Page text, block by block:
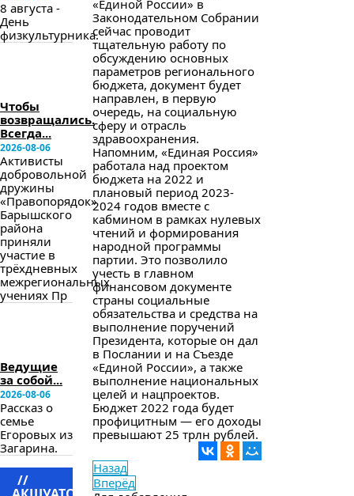
8 августа -
День
физкультурника.
Чтобы
возвращались.
Всегда...
2026-08-06
Активисты
добровольной
дружины
«Правопорядок»
Барышского
района
приняли
участие в
трёхдневных
межрегиональных
учениях Пр
Ведущие
за собой...
2026-08-06
Рассказ о
семье
Егоровых из
Загарина.
//
«Единой России» в
Законодательном Собрании
сейчас проводит
тщательную работу по
обсуждению основных
параметров регионального
бюджета, документ будет
направлен, в первую
очередь, на социальную
сферу и отрасль
здравоохранения.
Напомним, «Единая Россия»
работала над проектом
бюджета на 2022 и
плановый период 2023-
2024 годов вместе с
кабмином в рамках нулевых
чтений и формирования
народной программы
партии. Это позволило
учесть в главном
финансовом документе
страны социальные
обязательства и средства на
выполнение поручений
Президента, которые он дал
в Послании и на Съезде
«Единой России», а также
выполнение национальных
целей и нацпроектов.
Бюджет 2022 года будет
профицитным — его доходы
превышают 25 трлн рублей.
Назад
Вперёд